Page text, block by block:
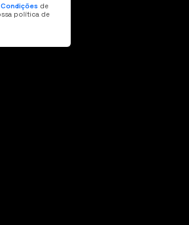
Condições de
política de